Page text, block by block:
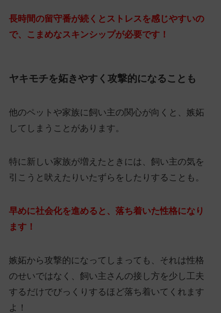
長時間の留守番が続くとストレスを感じやすいの
で、こまめなスキンシップが必要です！
ヤキモチを妬きやすく攻撃的になることも
他のペットや家族に飼い主の関心が向くと、嫉妬
してしまうことがあります。
特に新しい家族が増えたときには、飼い主の気を
引こうと吠えたりいたずらをしたりすることも。
早めに社会化を進めると、落ち着いた性格になり
ます！
嫉妬から攻撃的になってしまっても、それは性格
のせいではなく、飼い主さんの接し方を少し工夫
するだけでびっくりするほど落ち着いてくれます
よ！